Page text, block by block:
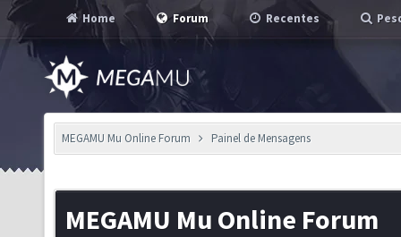
Home Forum Recentes
MEGAMU Mu Online Forum Painel de Mensagens
MEGAMU Mu Online Forum